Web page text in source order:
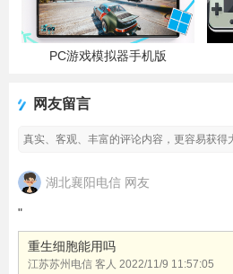
PC游戏模拟器手机版
网友留言
湖北襄阳电信 网友
"
重生细胞能用吗
江苏苏州电信 客人 2022/11/9 11:57:05